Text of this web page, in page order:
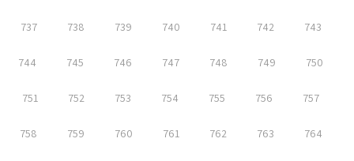
737 738 739 740 741 742 743
744 745 746 747 748 749 750
751 752 753 754 755 756 757
758 759 760 761 762 763 764